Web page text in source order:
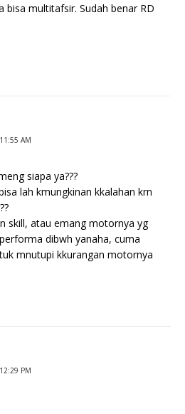
bisa multitafsir. Sudah benar RD
AM
siapa ya???
lah kmungkinan kkalahan krn
skill, atau emang motornya yg
dibwh yanaha, cuma
mnutupi kkurangan motornya
PM